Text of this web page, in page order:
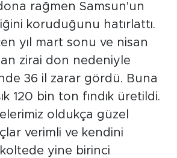
rağmen Samsun'un
koruduğunu hatırlattı.
yıl mart sonu ve nisan
zirai don nedeniyle
36 il zarar gördü. Buna
120 bin ton fındık üretildi.
oldukça güzel
verimli ve kendini
yine birinci